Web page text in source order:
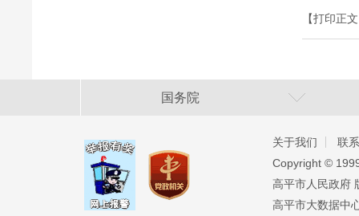
【打印正
国务院
关于我们
联
Copyright ©️
高平市人民政府
高平市大数据